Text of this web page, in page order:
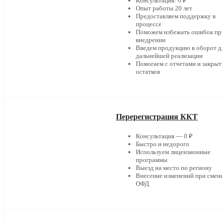
Опыт работы 20 лет
Предоставляем поддержку в
процессе
Поможем избежать ошибок
внедрении
Введем продукцию в оборот
дальнейшей реализации
Помогаем с отчетами и
остатков
Перерегистрация ККТ
Консультация — 0 ₽
Быстро и недорого
Используем лицензионные
программы
Выезд на место по региону
Внесение изменений при
ОФД